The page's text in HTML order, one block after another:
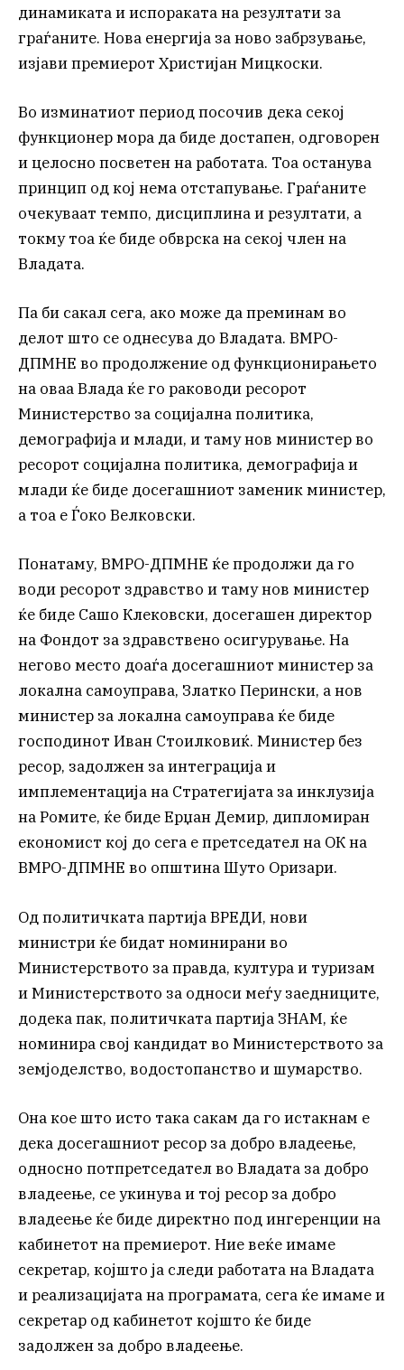
динамиката и испораката на резултати за
граѓаните. Нова енергија за ново забрзување,
изјави премиерот Христијан Мицкоски.
Во изминатиот период посочив дека секој
функционер мора да биде достапен, одговорен
и целосно посветен на работата. Тоа останува
принцип од кој нема отстапување. Граѓаните
очекуваат темпо, дисциплина и резултати, а
токму тоа ќе биде обврска на секој член на
Владата.
Па би сакал сега, ако може да преминам во
делот што се однесува до Владата. ВМРО-
ДПМНЕ во продолжение од функционирањето
на оваа Влада ќе го раководи ресорот
Министерство за социјална политика,
демографија и млади, и таму нов министер во
ресорот социјална политика, демографија и
млади ќе биде досегашниот заменик министер,
а тоа е Ѓоко Велковски.
Понатаму, ВМРО-ДПМНЕ ќе продолжи да го
води ресорот здравство и таму нов министер
ќе биде Сашо Клековски, досегашен директор
на Фондот за здравствено осигурување. На
негово место доаѓа досегашниот министер за
локална самоуправа, Златко Перински, а нов
министер за локална самоуправа ќе биде
господинот Иван Стоилковиќ. Министер без
ресор, задолжен за интеграција и
имплементација на Стратегијата за инклузија
на Ромите, ќе биде Ерџан Демир, дипломиран
економист кој до сега е претседател на ОК на
ВМРО-ДПМНЕ во општина Шуто Оризари.
Од политичката партија ВРЕДИ, нови
министри ќе бидат номинирани во
Министерството за правда, култура и туризам
и Министерството за односи меѓу заедниците,
додека пак, политичката партија ЗНАМ, ќе
номинира свој кандидат во Министерството за
земјоделство, водостопанство и шумарство.
Она кое што исто така сакам да го истакнам е
дека досегашниот ресор за добро владеење,
односно потпретседател во Владата за добро
владеење, се укинува и тој ресор за добро
владеење ќе биде директно под ингеренции на
кабинетот на премиерот. Ние веќе имаме
секретар, којшто ја следи работата на Владата
и реализацијата на програмата, сега ќе имаме и
секретар од кабинетот којшто ќе биде
задолжен за добро владеење.